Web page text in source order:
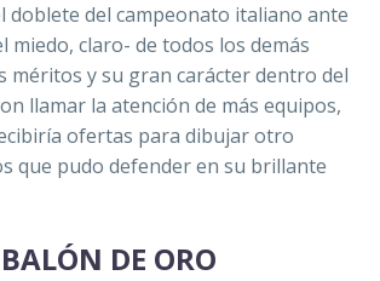
doblete del campeonato italiano ante
miedo, claro- de todos los demás
méritos y su gran carácter dentro del
llamar la atención de más equipos,
ofertas para dibujar otro
que pudo defender en su brillante
DE ORO